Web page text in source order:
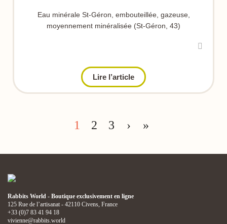
Eau minérale St-Géron, embouteillée, gazeuse,
moyennement minéralisée (St-Géron, 43)
Lire l’article
1 2 3 › »
Rabbits World - Boutique exclusivement en ligne
125 Rue de l’artisanat - 42110 Civens, France
+33 (0)7 83 41 94 18
vivienne@rabbits.world